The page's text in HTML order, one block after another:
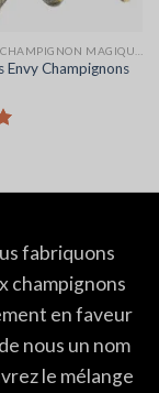
Envy Champignons
fabriquons
champignons
en faveur
nous un nom
le mélange